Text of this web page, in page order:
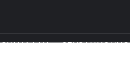
СКАНДАЛИ СЕНЗАЦИОННО